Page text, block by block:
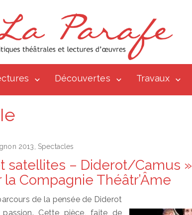
Découvertes Travaux
2013 Spectacles
satellites – Diderot/Camus »
la Compagnie Théâtr’Âme
de la pensée de Diderot
Cette pièce, faite de